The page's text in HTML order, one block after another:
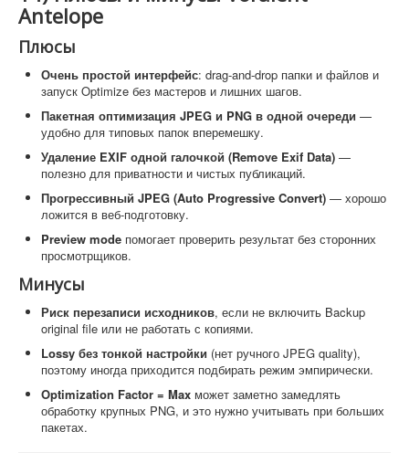
Antelope
Плюсы
Очень простой интерфейс: drag-and-drop папки и файлов и
запуск Optimize без мастеров и лишних шагов.
Пакетная оптимизация JPEG и PNG в одной очереди —
удобно для типовых папок вперемешку.
Удаление EXIF одной галочкой (Remove Exif Data) —
полезно для приватности и чистых публикаций.
Прогрессивный JPEG (Auto Progressive Convert) — хорошо
ложится в веб-подготовку.
Preview mode помогает проверить результат без сторонних
просмотрщиков.
Минусы
Риск перезаписи исходников, если не включить Backup
original file или не работать с копиями.
Lossy без тонкой настройки (нет ручного JPEG quality),
поэтому иногда приходится подбирать режим эмпирически.
Optimization Factor = Max может заметно замедлять
обработку крупных PNG, и это нужно учитывать при больших
пакетах.